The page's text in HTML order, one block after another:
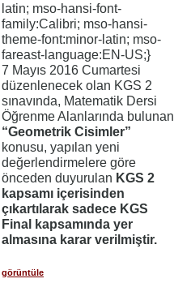
latin; mso-hansi-font-
family:Calibri; mso-hansi-
theme-font:minor-latin; mso-
fareast-language:EN-US;}
7 Mayıs 2016 Cumartesi
düzenlenecek olan KGS 2
sınavında, Matematik Dersi
Öğrenme Alanlarında bulunan
“Geometrik Cisimler”
konusu, yapılan yeni
değerlendirmelere göre
önceden duyurulan KGS 2
kapsamı içerisinden
çıkartılarak sadece KGS
Final kapsamında yer
almasına karar verilmiştir.
görüntüle